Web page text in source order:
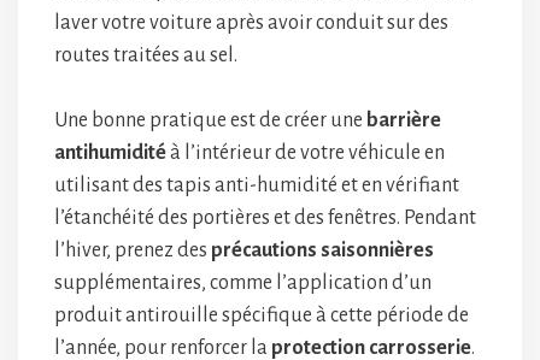
laver votre voiture après avoir conduit sur des
routes traitées au sel.
Une bonne pratique est de créer une barrière
antihumiditéà l’intérieur de votre véhicule en
utilisant des tapis anti-humidité et en vérifiant
l’étanchéité des portières et des fenêtres. Pendant
l’hiver, prenez des précautions saisonnières
supplémentaires, comme l’application d’un
produit antirouille spécifique à cette période de
l’année, pour renforcer la protection carrosserie.